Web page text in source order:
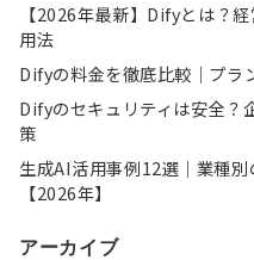
【2026年最新】Difyとは？
用法
Difyの料金を徹底比較｜プラ
Difyのセキュリティは安全？
策
生成AI活用事例12選｜業種
【2026年】
アーカイブ